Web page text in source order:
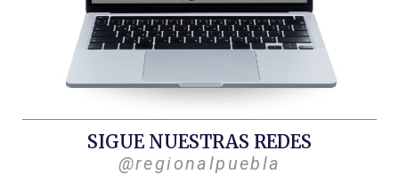
SIGUE NUESTRAS REDES
@regionalpuebla